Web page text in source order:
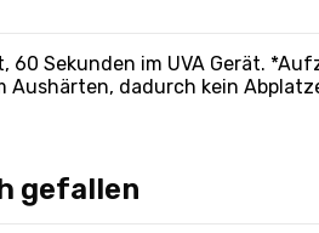
60 Sekunden im UVA Gerät.
Aushärten, dadurch kein
gefallen